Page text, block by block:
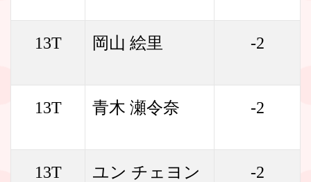
13T 岡山 絵里 -2
13T 青木 瀬令奈 -2
13T ユン チェヨン -2